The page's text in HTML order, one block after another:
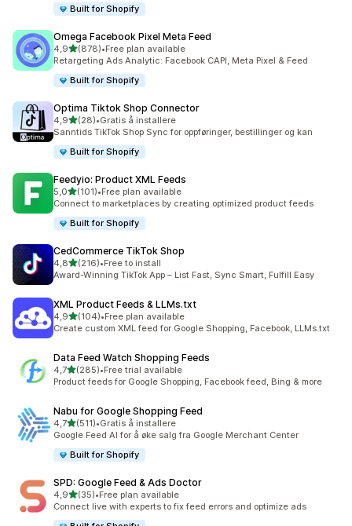
Built for Shopify
Omega Facebook Pixel Meta Feed
4,9av 5 stjerner
(878)
Totalt 878 omtaler
•Free plan available
Retargeting Ads Analytic: Facebook CAPI, Meta Pixel & Feed
Built for Shopify
Optima Tiktok Shop Connector
4,9av 5 stjerner
(28)
Totalt 28 omtaler
•Gratis å installere
Sanntids TikTok Shop Sync for oppføringer, bestillinger og kan
Built for Shopify
Feedyio: Product XML Feeds
5,0av 5 stjerner
(101)
Totalt 101 omtaler
•Free plan available
Connect to marketplaces by creating optimized product feeds
Built for Shopify
CedCommerce TikTok Shop
4,8av 5 stjerner
(216)
Totalt 216 omtaler
•Free to install
Award-Winning TikTok App – List Fast, Sync Smart, Fulfill Easy
XML Product Feeds & LLMs.txt
4,9av 5 stjerner
(104)
Totalt 104 omtaler
•Free plan available
Create custom XML feed for Google Shopping, Facebook, LLMs.txt
Data Feed Watch Shopping Feeds
4,7av 5 stjerner
(285)
Totalt 285 omtaler
•Free trial available
Product feeds for Google Shopping, Facebook feed, Bing & more
Nabu for Google Shopping Feed
4,7av 5 stjerner
(511)
Totalt 511 omtaler
•Gratis å installere
Google Feed AI for å øke salg fra Google Merchant Center
Built for Shopify
SPD: Google Feed & Ads Doctor
4,9av 5 stjerner
(35)
Totalt 35 omtaler
•Free plan available
Connect live with experts to fix feed errors and optimize ads